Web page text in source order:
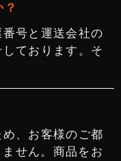
号と運送会社の
ております。そ
、お客様のご都
せん。商品をお